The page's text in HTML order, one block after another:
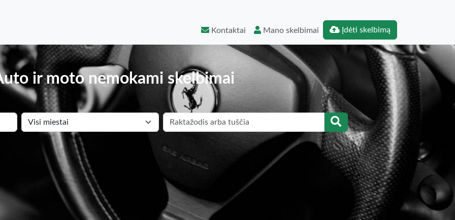
Kontaktai Mano skelbimai Įdėti skelbimą
ir moto nemokami skelbimai